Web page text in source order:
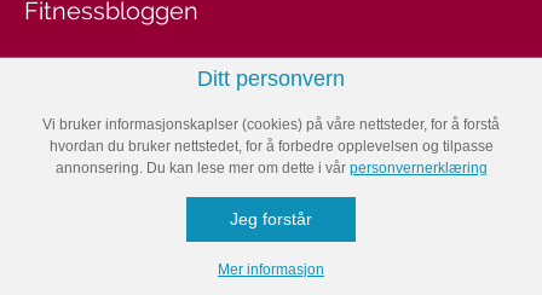
Fitnessbloggen
Denne siden er en del av
BOLIG
Ditt personvern
Vi bruker informasjonskaplser (cookies) på våre nettsteder, for å forstå
hvordan du bruker nettstedet, for å forbedre opplevelsen og tilpasse
annonsering. Du kan lese mer om dette i vår personvernerklæring
Jeg forstår
Mer informasjon